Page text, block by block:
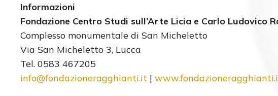
Informazioni
Fondazione Centro Studi sull’Arte Licia e Carlo Ludovico
Complesso monumentale di San Micheletto
Via San Micheletto 3, Lucca
Tel. 0583 467205
info@fondazioneragghianti.it |